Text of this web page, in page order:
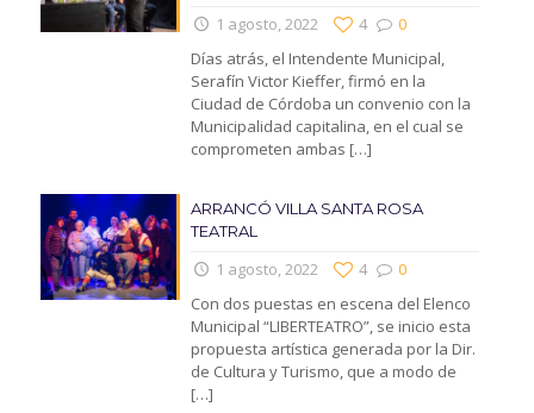
1 agosto, 2022 0
4
Días atrás, el Intendente Municipal,
Serafín Victor Kieffer, firmó en la
Ciudad de Córdoba un convenio con la
Municipalidad capitalina, en el cual se
comprometen ambas […]
ARRANCÓ VILLA SANTA ROSA
TEATRAL
1 agosto, 2022 0
4
Con dos puestas en escena del Elenco
Municipal “LIBERTEATRO”, se inicio esta
propuesta artística generada por la Dir.
de Cultura y Turismo, que a modo de
[…]